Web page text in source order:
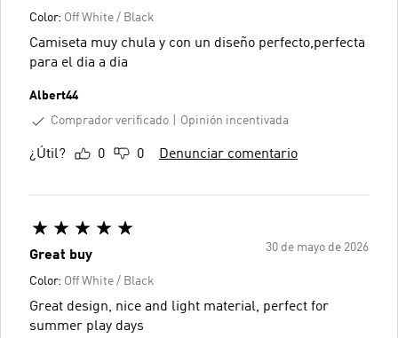
Color: Off White / Black
Camiseta muy chula y con un diseño perfecto,perfecta
para el dia a dia
Albert44
Comprador verificado
Opinión incentivada
¿Útil? 0 0 Denunciar comentario
30 de mayo de 2026
Great buy
Color: Off White / Black
Great design, nice and light material, perfect for
summer play days